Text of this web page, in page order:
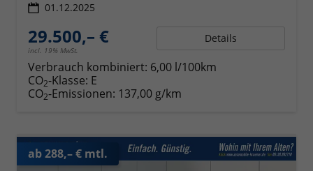
01.12.2025
29.500,– €
incl. 19% MwSt.
Details
Verbrauch kombiniert: 6,00 l/100km
CO2-Klasse: E
CO2-Emissionen: 137,00 g/km
ab 288,– € mtl.